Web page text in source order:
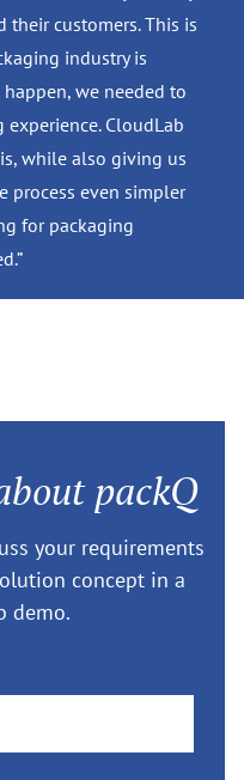
customers. This is
industry is
we needed to
CloudLab
while also giving us
process even simpler
for packaging
packQ
your requirements
concept in a
demo.